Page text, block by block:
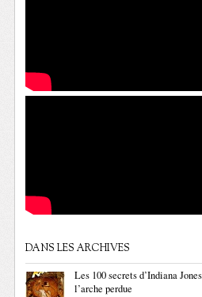
DANS LES ARCHIVES
Les 100 secrets d’Indiana
l’arche perdue